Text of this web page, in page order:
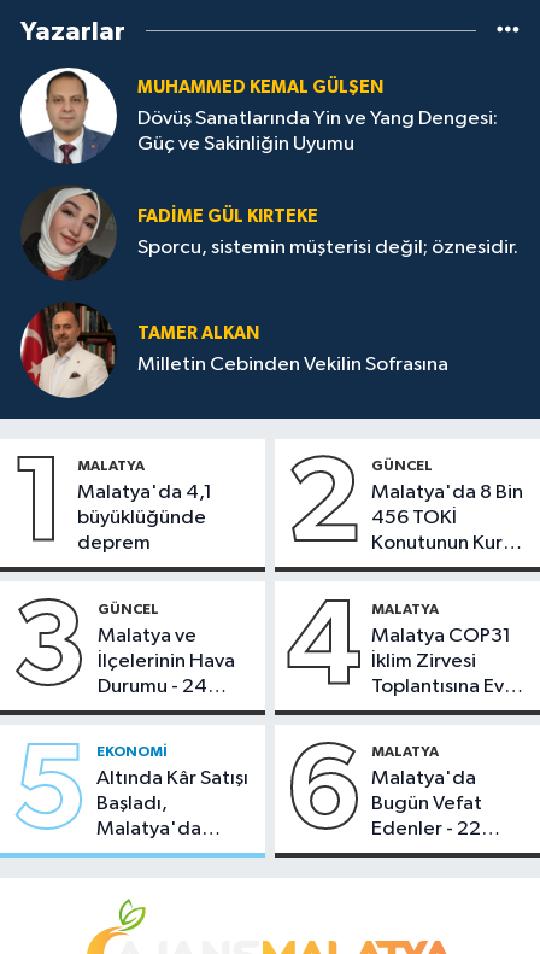
Yazarlar
MUHAMMED KEMAL GÜLŞEN
Dövüş Sanatlarında Yin ve Yang Dengesi:
Güç ve Sakinliğin Uyumu
FADIME GÜL KIRTEKE
Sporcu, sistemin müşterisi değil; öznesidir.
TAMER ALKAN
Milletin Cebinden Vekilin Sofrasına
1 MALATYA
Malatya'da 4,1
büyüklüğünde
deprem
2 GÜNCEL
Malatya'da 8 Bin
456 TOKİ
Konutunun Kurası
Bugün Çekiliyor
3 GÜNCEL
Malatya ve
İlçelerinin Hava
Durumu - 24
Temmuz 2026
4 MALATYA
Malatya COP31
İklim Zirvesi
Toplantısına Ev
Sahipliği Yaptı
5 EKONOMI
Altında Kâr Satışı
Başladı,
Malatya'da
Makas Ne
6 MALATYA
Malatya'da
Bugün Vefat
Edenler - 22
Temmuz 2026